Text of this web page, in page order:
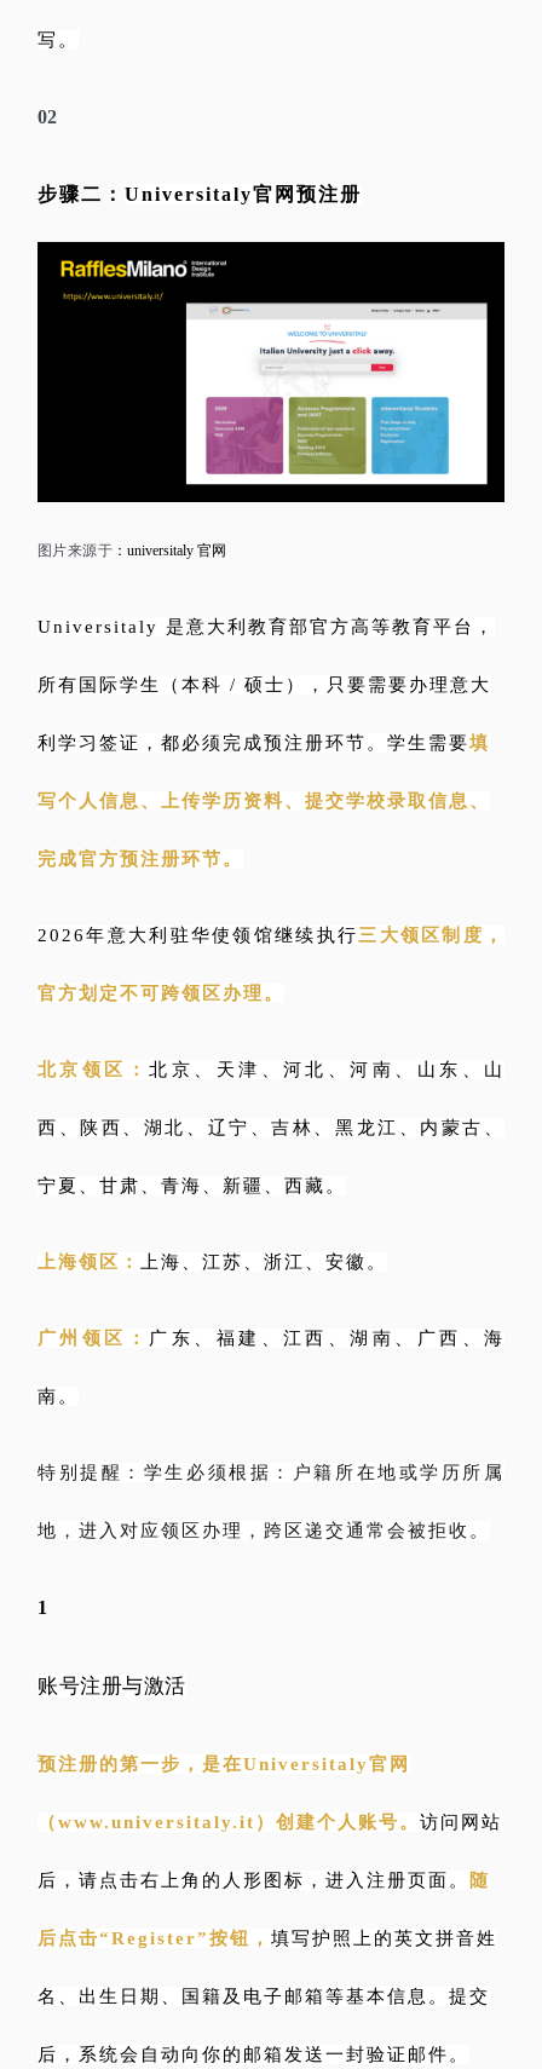
写。
02
步骤二： Universitaly官网预注册
图片来源于 ：universitaly 官网
Universitaly 是意大利教育部官方高等教育平台，
所有国际学生（本科 / 硕士），只要需要办理意大
利学习签证，都必须完成预注册环节。学生需要填
写个人信息、上传学历资料、提交学校录取信息、
完成官方预注册环节。
2026年意大利驻华使领馆继续执行三大领区制度，
官方划定不可跨领区办理。
北京领区：北京、天津、河北、河南、山东、山
西、陕西、湖北、辽宁、吉林、黑龙江、内蒙古、
宁夏、甘肃、青海、新疆、西藏。
上海领区： 上海、江苏、浙江、安徽。
广州领区： 广东、福建、江西、湖南、广西、海
南。
特别提醒：学生必须根据：户籍所在地或学历所属
地，进入对应领区办理，跨区递交通常会被拒收。
1
账号注册与激活
预注册的第一步，是在Universitaly官网
（www.universitaly.it）创建个人账号。 访问网站
后，请点击右上角的人形图标，进入注册页面。 随
后点击“Register”按钮， 填写护照上的英文拼音姓
名、出生日期、国籍及电子邮箱等基本信息。提交
后，系统会自动向你的邮箱发送一封验证邮件。